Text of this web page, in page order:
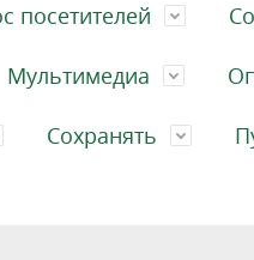
посетителей
Мультимедиа
Сохранять